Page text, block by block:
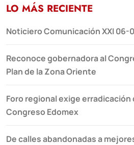
LO MÁS RECIENTE
Noticiero Comunicación XXI 06-
Reconoce gobernadora al
Plan de la Zona Oriente
Foro regional exige
Congreso Edomex
De calles abandonadas a